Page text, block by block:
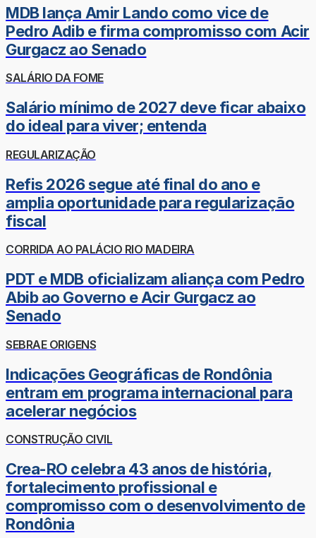
MDB lança Amir Lando como vice de
Pedro Adib e firma compromisso com Acir
Gurgacz ao Senado
SALÁRIO DA FOME
Salário mínimo de 2027 deve ficar abaixo
do ideal para viver; entenda
REGULARIZAÇÃO
Refis 2026 segue até final do ano e
amplia oportunidade para regularização
fiscal
CORRIDA AO PALÁCIO RIO MADEIRA
PDT e MDB oficializam aliança com Pedro
Abib ao Governo e Acir Gurgacz ao
Senado
SEBRAE ORIGENS
Indicações Geográficas de Rondônia
entram em programa internacional para
acelerar negócios
CONSTRUÇÃO CIVIL
Crea-RO celebra 43 anos de história,
fortalecimento profissional e
compromisso com o desenvolvimento de
Rondônia